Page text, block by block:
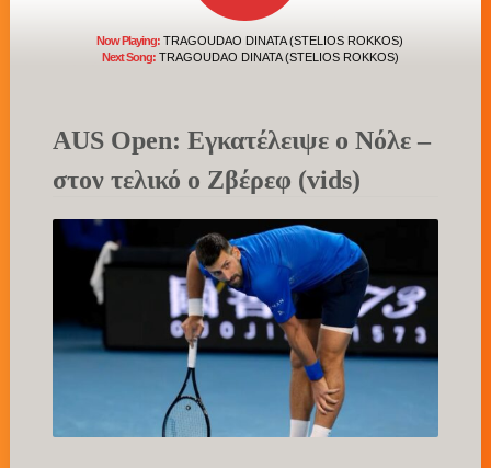
Now Playing: TRAGOUDAO DINATA (STELIOS ROKKOS)
Next Song:TRAGOUDAO DINATA (STELIOS ROKKOS)
AUS Open: Εγκατέλειψε ο Νόλε –
στον τελικό ο Ζβέρεφ (vids)